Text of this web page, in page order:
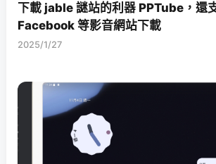
下載 jable 謎站的利器 PPTube，還
Facebook 等影音網站下載
2025/1/27